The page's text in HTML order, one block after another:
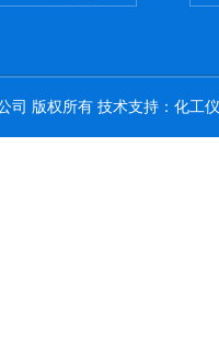
司 版权所有 技术支持： 化工